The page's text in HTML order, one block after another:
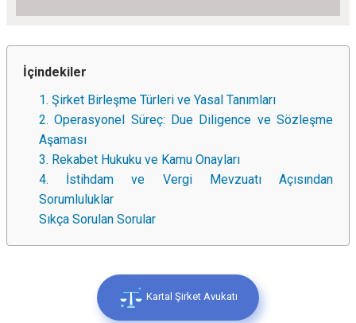
İçindekiler
1. Şirket Birleşme Türleri ve Yasal Tanımları
2. Operasyonel Süreç: Due Diligence ve Sözleşme
Aşaması
3. Rekabet Hukuku ve Kamu Onayları
4. İstihdam ve Vergi Mevzuatı Açısından
Sorumluluklar
Sıkça Sorulan Sorular
Kartal Şirket Avukatı